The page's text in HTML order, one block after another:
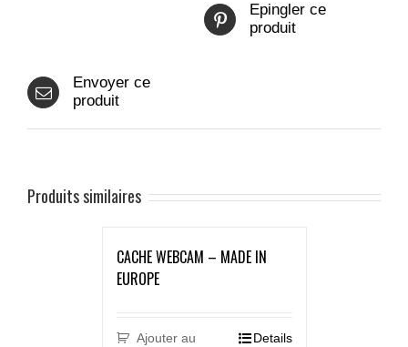
Epingler ce
produit
Envoyer ce
produit
Produits similaires
CACHE WEBCAM – MADE IN
EUROPE
Ajouter au
Details